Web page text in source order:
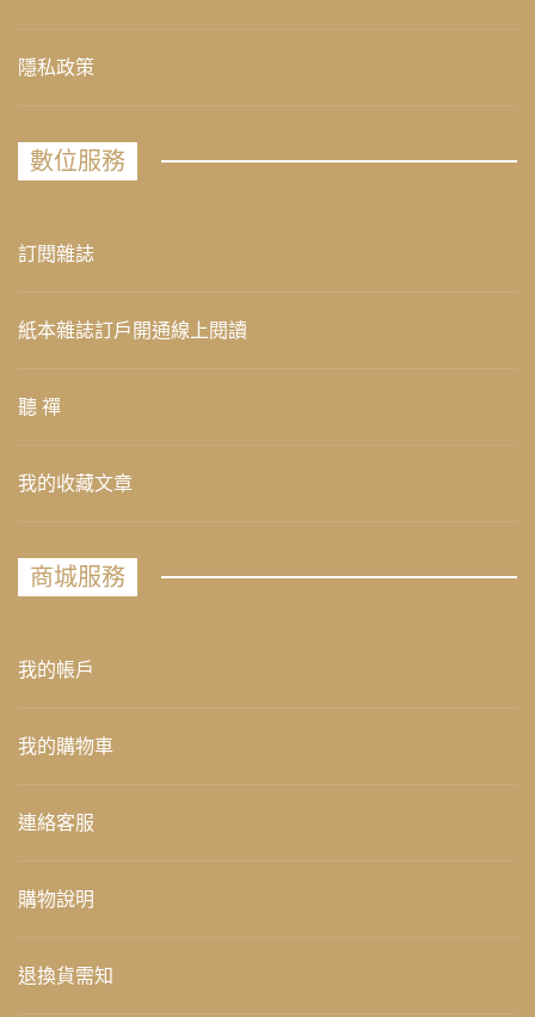
隱私政策
數位服務
訂閱雜誌
紙本雜誌訂戶開通線上閱讀
聽 禪
我的收藏文章
商城服務
我的帳戶
我的購物車
連絡客服
購物說明
退換貨需知